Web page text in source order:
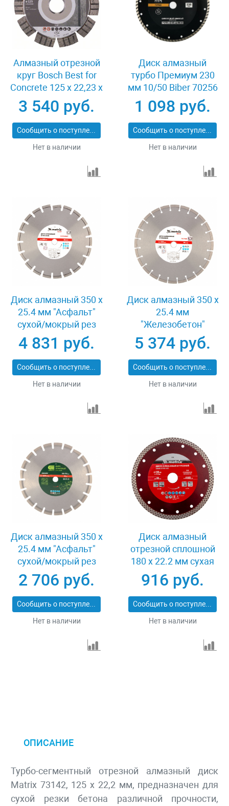
Алмазный отрезной
круг Bosch Best for
Concrete 125 x 22,23 x
2,2 x 12 mm
3 540 руб.
Сообщить о поступлении
Нет в наличии
Диск алмазный
турбо Премиум 230
мм 10/50 Biber 70256
1 098 руб.
Сообщить о поступлении
Нет в наличии
Диск алмазный 350 х
25.4 мм "Асфальт"
сухой/мокрый рез
Pro Matrix 731073
4 831 руб.
Сообщить о поступлении
Нет в наличии
Диск алмазный 350 х
25.4 мм
"Железобетон"
сухой/мокрый рез
Pro Matrix 731103
5 374 руб.
Сообщить о поступлении
Нет в наличии
Диск алмазный 350 х
25.4 мм "Асфальт"
сухой/мокрый рез
Сибртех 731013
2 706 руб.
Сообщить о поступлении
Нет в наличии
Диск алмазный
отрезной сплошной
180 х 22.2 мм сухая
резка Matrix
Professional 73128
916 руб.
Сообщить о поступлении
Нет в наличии
ОПИСАНИЕ
Турбо-сегментный отрезной алмазный диск
Matrix 73142, 125 х 22,2 мм, предназначен для
сухой резки бетона различной прочности,